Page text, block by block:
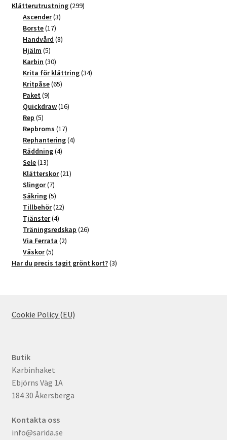
produkter
Klätterutrustning 299299
Ascender 33
Borste 1717
produkter
Handvård 88
Hjälm 55
produkter
Karbin 3030
produkter
Krita för klättring 3434
Kritpåse 6565
Paket 99
produkter
Quickdraw 1616
Rep 55
produkter
Repbroms 1717
produkter
Rephantering 44
Räddning 44
Sele 1313
produkter
Klätterskor 2121
Slingor 77
produkter
Säkring 55
produkter
Tillbehör 2222
Tjänster 44
produkter
Träningsredskap 2626
Via Ferrata 22
Väskor 55
produkter
Har du precis tagit grönt kort? 33
Cookie Policy (EU)
Butik
Karbinhaket
Ebjörns Väg 1A
184 30 Åkersberga
Kontakta oss
info@sarida.se